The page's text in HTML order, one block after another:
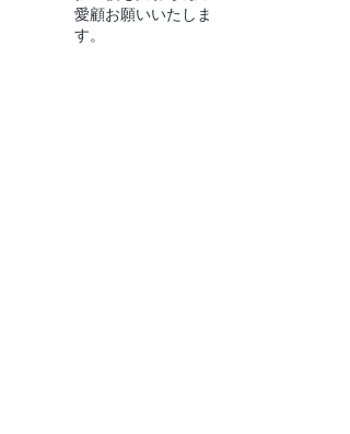
愛顧お願いいたしま
す。